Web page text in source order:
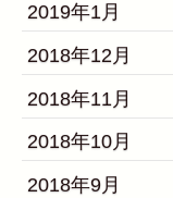
2019年1月
2018年12月
2018年11月
2018年10月
2018年9月